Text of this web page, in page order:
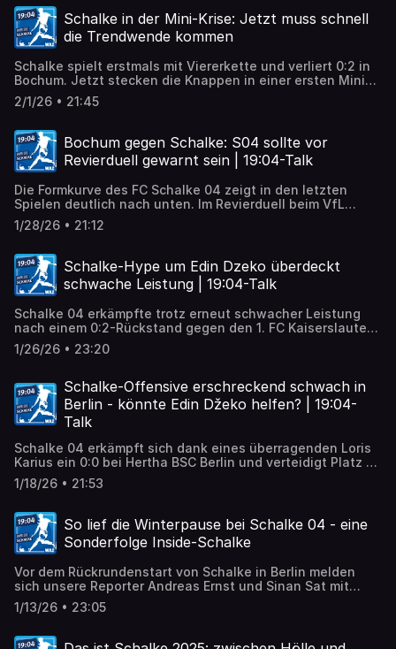
Schalke in der Mini-Krise: Jetzt muss schnell
die Trendwende kommen
Schalke spielt erstmals mit Viererkette und verliert 0:2 in
Bochum. Jetzt stecken die Knappen in einer ersten Mini-
Krise unter Trainer Miron Muslic und müssen gegen
Dresden die Trendwende schaffen.
2/1/26 • 21:45
Bochum gegen Schalke: S04 sollte vor
Revierduell gewarnt sein | 19:04-Talk
Die Formkurve des FC Schalke 04 zeigt in den letzten
Spielen deutlich nach unten. Im Revierduell beim VfL
Bochum braucht S04 dringend eine Leistungssteigerung.
1/28/26 • 21:12
Schalke-Hype um Edin Dzeko überdeckt
schwache Leistung | 19:04-Talk
Schalke 04 erkämpfte trotz erneut schwacher Leistung
nach einem 0:2-Rückstand gegen den 1. FC Kaiserslautern
noch einen Punkt. Dank der Treffer von Star-Zugang Edin
Dzeko und Kapitän Kenan Karaman endete das Spiel 2:2.
verpflichtet und Stürmer Moussa Sylla abgibt.
1/26/26 • 23:20
Schalke-Offensive erschreckend schwach in
Berlin - könnte Edin Džeko helfen? | 19:04-
Talk
Schalke 04 erkämpft sich dank eines überragenden Loris
Karius ein 0:0 bei Hertha BSC Berlin und verteidigt Platz 1
in der Liga.
1/18/26 • 21:53
So lief die Winterpause bei Schalke 04 - eine
Sonderfolge Inside-Schalke
Vor dem Rückrundenstart von Schalke in Berlin melden
sich unsere Reporter Andreas Ernst und Sinan Sat mit
einer Sonderfolge Inside Schalke aus der Winterpause.
1/13/26 • 23:05